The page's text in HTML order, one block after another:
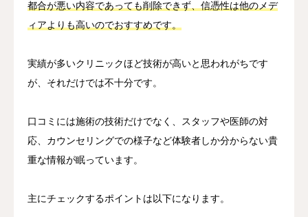
都合が悪い内容であっても削除できず、信憑性は他のメデ
ィアよりも高いのでおすすめです。
実績が多いクリニックほど技術が高いと思われがちです
が、それだけでは不十分です。
口コミには施術の技術だけでなく、スタッフや医師の対
応、カウンセリングでの様子など体験者しか分からない貴
重な情報が眠っています。
主にチェックするポイントは以下になります。